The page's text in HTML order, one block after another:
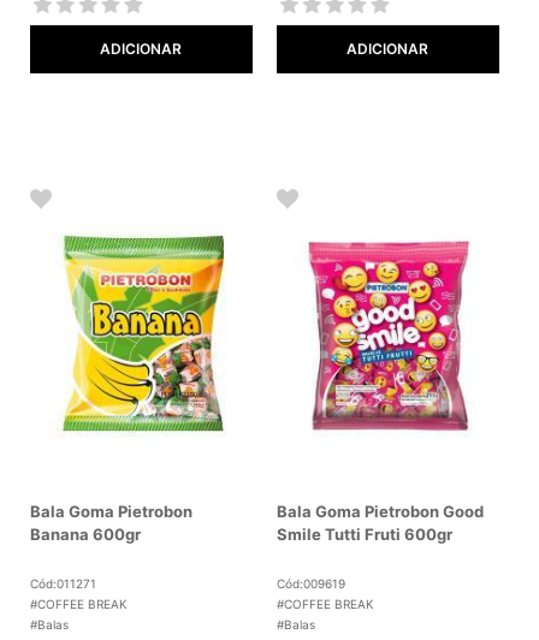
ADICIONAR ADICIONAR
Bala Goma Pietrobon
Banana 600gr
Cód:011271
#COFFEE BREAK
#Balas
Bala Goma Pietrobon Good
Smile Tutti Fruti 600gr
Cód:009619
#COFFEE BREAK
#Balas